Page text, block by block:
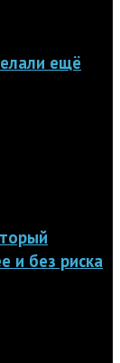
ещё
и без риска